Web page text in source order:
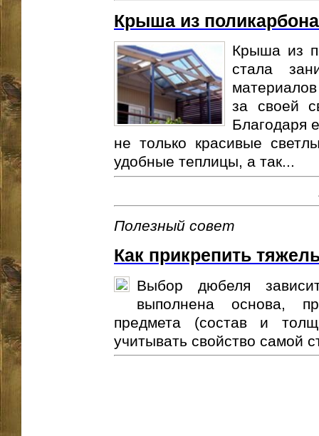
Крыша из
Крыша из
стала
за своей
Благодаря
не только красивые
удобные теплицы, а так...
Полезный совет
Как прикрепить
Выбор дюбеля
выполнена основа,
предмета (состав и
учитывать свойство самой